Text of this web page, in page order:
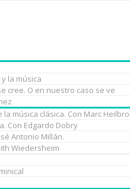
la música
cree. O en nuestro caso se ve
música clásica. Con Marc
Con Edgardo Dobry
Antonio Millán.
Wiedersheim